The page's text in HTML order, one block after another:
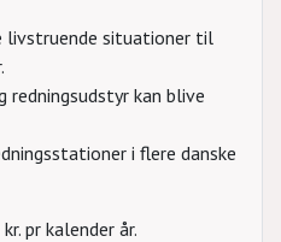
livstruende situationer til
redningsudstyr kan blive
i flere danske
pr kalender år.